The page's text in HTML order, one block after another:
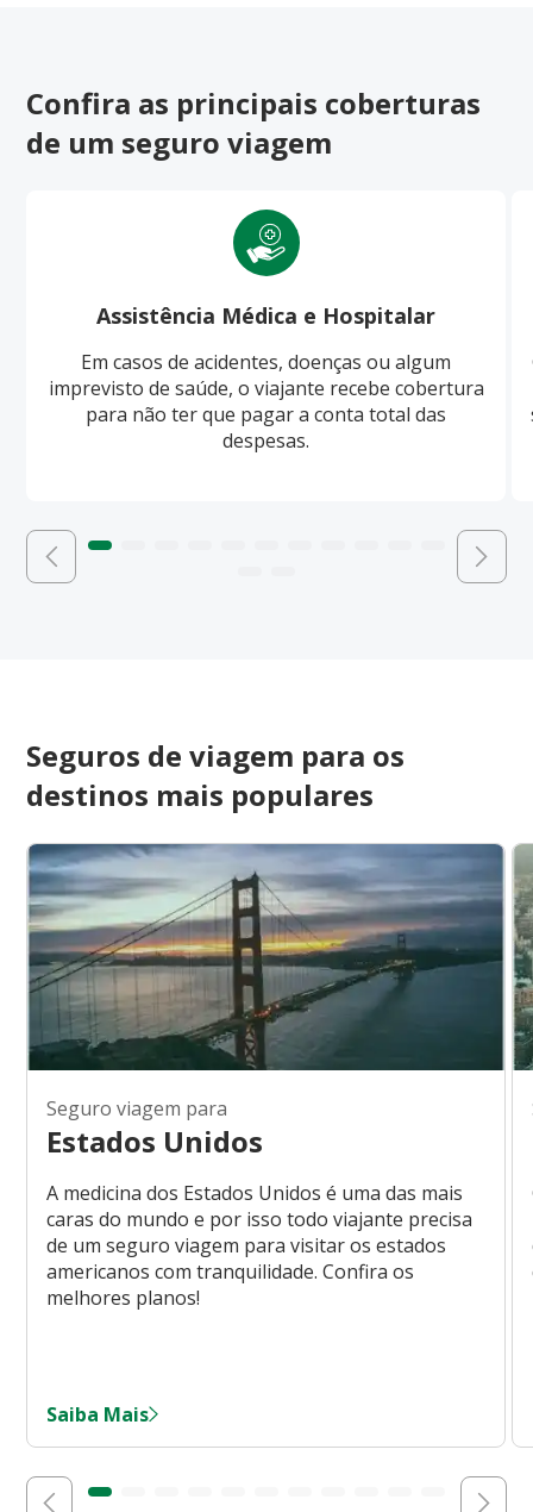
Confira as principais coberturas
de um seguro viagem
Assistência Médica e Hospitalar
Em casos de acidentes, doenças ou algum
imprevisto de saúde, o viajante recebe cobertura
para não ter que pagar a conta total das
despesas.
Seguros de viagem para os
destinos mais populares
Seguro viagem para
Estados Unidos
A medicina dos Estados Unidos é uma das mais
caras do mundo e por isso todo viajante precisa
de um seguro viagem para visitar os estados
americanos com tranquilidade. Confira os
melhores planos!
Saiba Mais